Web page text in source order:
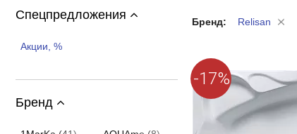
Спецпредложения
Акции, %
Бренд
Бренд: Relisan
-17%